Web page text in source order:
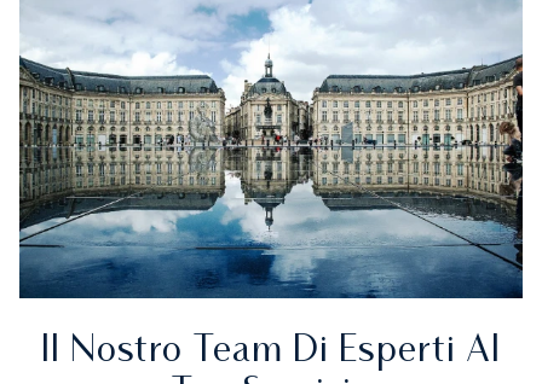
Il Nostro Team Di Esperti Al